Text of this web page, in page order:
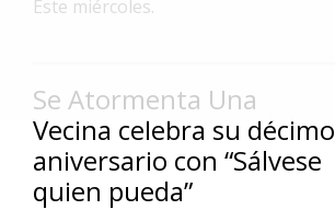
Clasificados
Fúnebres
Este miércoles.
Se Atormenta Una
Vecina celebra su décimo
aniversario con “Sálvese
quien pueda”